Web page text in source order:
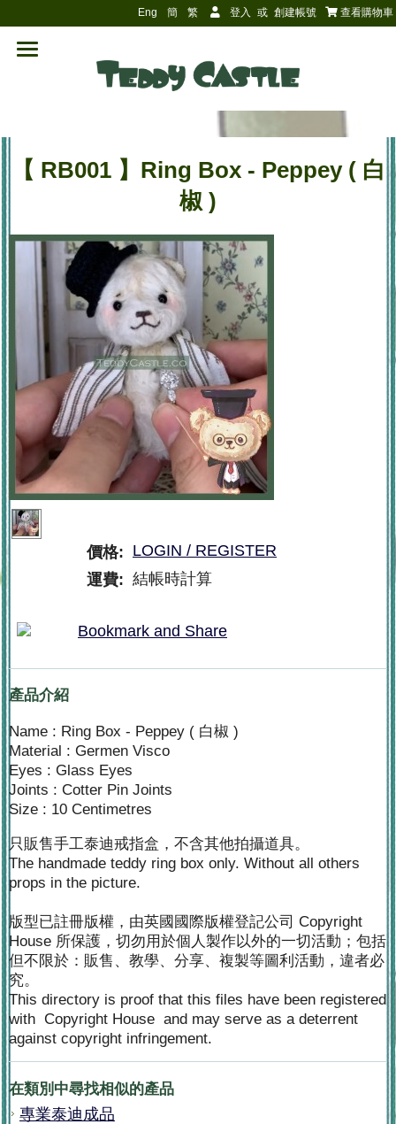
查看購物車
登入 或 創建帳號
Eng 簡 繁
【 RB001 】Ring Box - Peppey ( 白
椒 )
價格: LOGIN / REGISTER
運費: 結帳時計算
產品介紹
Name : Ring Box - Peppey ( 白椒 )
Material : Germen Visco
Eyes : Glass Eyes
Joints : Cotter Pin Joints
Size : 10 Centimetres
只販售手工泰迪戒指盒，不含其他拍攝道具。
The handmade teddy ring box only. Without all others
props in the picture.
版型已註冊版權，由英國國際版權登記公司 Copyright
House 所保護，切勿用於個人製作以外的一切活動；包括
但不限於：販售、教學、分享、複製等圖利活動，違者必
究。
This directory is proof that this files have been registered
with Copyright House and may serve as a deterrent
against copyright infringement.
在類別中尋找相似的產品
專業泰迪成品